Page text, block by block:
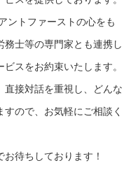
ントファーストの心をも
務士等の専門家とも連携し
スをお約束いたします。
直接対話を重視し、どんな
ので、お気軽にご相談く
待ちしております！